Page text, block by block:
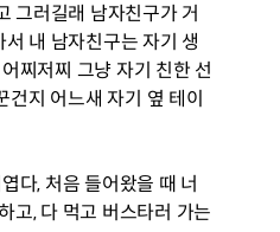
그러길래 남자친구가 거
내 남자친구는 자기 생
찌저찌 그냥 자기 친한 선
지 어느새 자기 옆 테이
다, 처음 들어왔을 때 너
고, 다 먹고 버스타러 가는